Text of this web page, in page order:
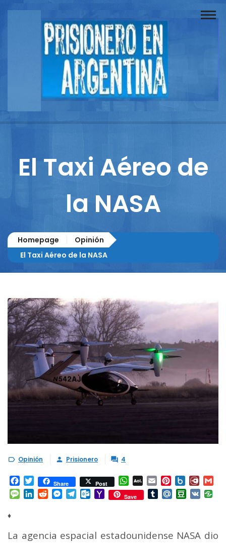
Buscador
Documentos
Reportajes
El Taxi Aéreo de
la NASA
Homepage
Opinión
El Taxi Aéreo de la NASA
 Opinión  Prisionero  4
Facebook
TwitterShare Post WhatsApp
AOL
Mail
Email Pinterest
Box.net
Message
LinkedInRedditMessenger
TelegramOutlook.com
YahooSave TumblrMail.RuDouban
VK
♦
La agencia espacial estadounidense NASA dio